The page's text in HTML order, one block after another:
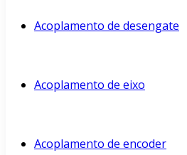
Acoplamento de desengate
Acoplamento de eixo
Acoplamento de encoder